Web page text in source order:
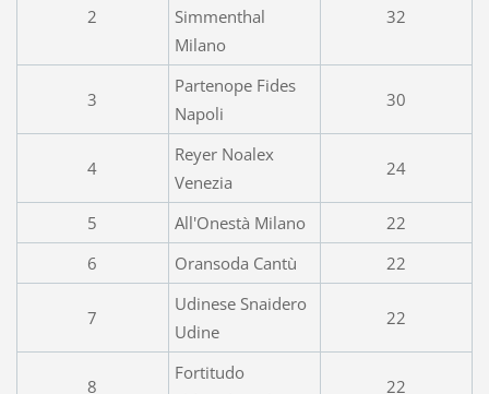
2
Simmenthal
Milano
32
3
Partenope Fides
Napoli
30
4
Reyer Noalex
Venezia
24
5 All'Onestà Milano
22
6
Oransoda Cantù 22
7
Udinese Snaidero
Udine
22
8
Fortitudo
22